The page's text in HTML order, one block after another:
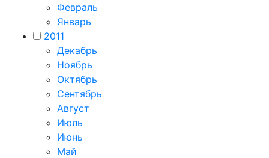
Февраль
Январь
2011
Декабрь
Ноябрь
Октябрь
Сентябрь
Август
Июль
Июнь
Май